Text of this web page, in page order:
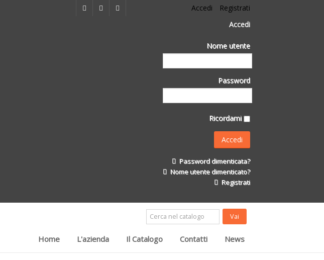
Accedi
Registrati
Accedi
Nome utente
Password
Ricordami
Password dimenticata?
Nome utente dimenticato?
Registrati
Home L'azienda Il Catalogo Contatti News